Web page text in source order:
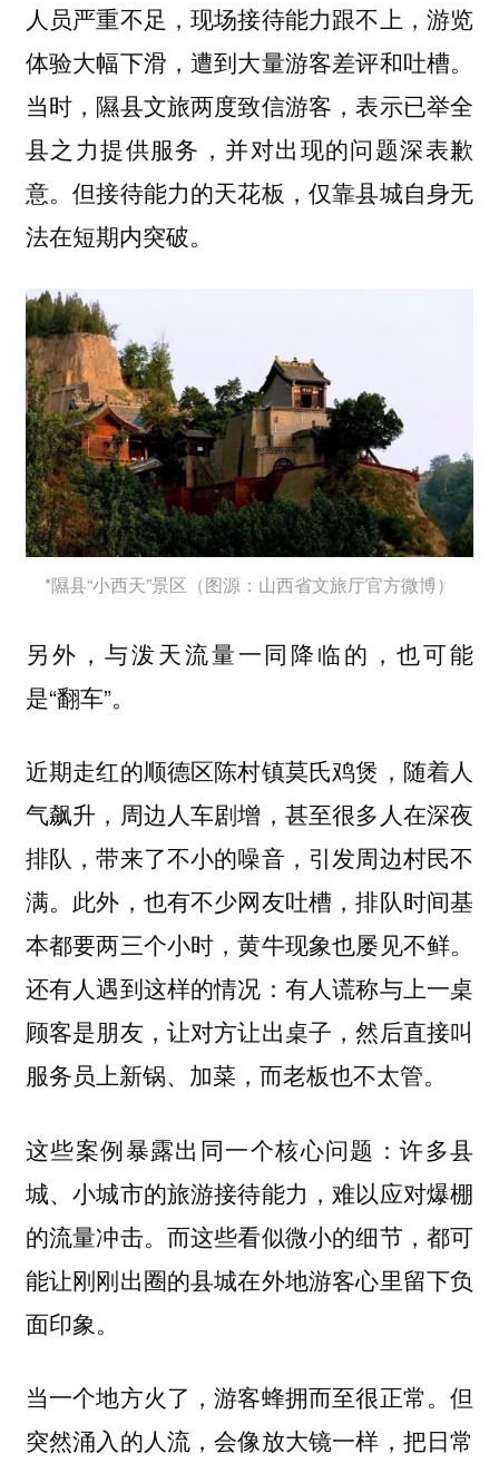
人员严重不足，现场接待能力跟不上，游览
体验大幅下滑，遭到大量游客差评和吐槽。
当时，隰县文旅两度致信游客，表示已举全
县之力提供服务，并对出现的问题深表歉
意。但接待能力的天花板，仅靠县城自身无
法在短期内突破。
*隰县“小西天”景区（图源：山西省文旅厅官方微博）
另外，与泼天流量一同降临的，也可能
是“翻车”。
近期走红的顺德区陈村镇莫氏鸡煲，随着人
气飙升，周边人车剧增，甚至很多人在深夜
排队，带来了不小的噪音，引发周边村民不
满。此外，也有不少网友吐槽，排队时间基
本都要两三个小时，黄牛现象也屡见不鲜。
还有人遇到这样的情况：有人谎称与上一桌
顾客是朋友，让对方让出桌子，然后直接叫
服务员上新锅、加菜，而老板也不太管。
这些案例暴露出同一个核心问题：许多县
城、小城市的旅游接待能力，难以应对爆棚
的流量冲击。而这些看似微小的细节，都可
能让刚刚出圈的县城在外地游客心里留下负
面印象。
当一个地方火了，游客蜂拥而至很正常。但
突然涌入的人流，会像放大镜一样，把日常